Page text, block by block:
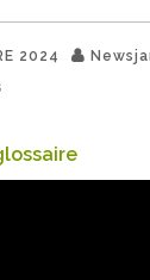
2024